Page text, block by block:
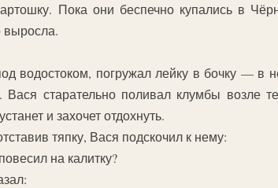
Пока они беспечно купались в
выросла.
водостоком, погружал лейку в бочку — в
старательно поливал клумбы возле
и захочет отдохнуть.
тяпку, Вася подскочил к нему:
на калитку?